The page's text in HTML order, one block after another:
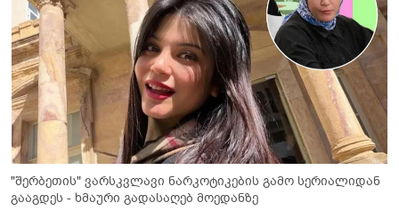
"შერბეთის" ვარსკვლავი ნარკოტიკების გამო სერიალიდან
გააგდეს - ხმაური გადასაღებ მოედანზე